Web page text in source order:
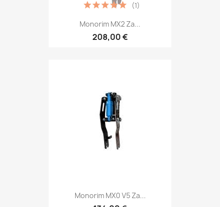
Monorim MX2 Za...
208,00 €
(1)
Monorim MX0 V5 Za...